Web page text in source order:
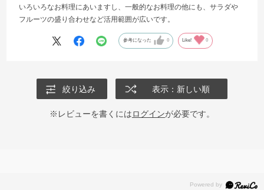
いろいろなお料理にあいますし、一般的なお料理の他にも、サラダや
フルーツの盛り合わせなど活用範囲が広いです。
参考になった 0 Like! 0
絞り込み 表示：新しい順
※レビューを書くにはログインが必要です。